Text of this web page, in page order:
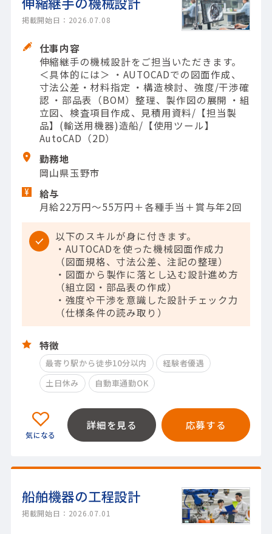
掲載開始日：2026.07.08
仕事内容
伸縮継手の機械設計をご担当いただきます。
＜具体的には＞ ・AUTOCADでの図面作成、
寸法公差・材料指定 ・構造検討、強度/干渉確
認 ・部品表（BOM）整理、製作図の展開 ・組
立図、検査項目作成、見積用資料/【担当製
品】(輸送用機器)造船/【使用ツール】
AutoCAD（2D）
勤務地
岡山県玉野市
給与
月給22万円～55万円＋各種手当＋賞与年2回
以下のスキルが身に付きます。
・AUTOCADを使った機械図面作成力
（図面規格、寸法公差、注記の整理）
・図面から製作に落とし込む設計進め方
（組立図・部品表の作成）
・強度や干渉を意識した設計チェック力
（仕様条件の読み取り）
特徴
最寄り駅から徒歩10分以内
経験者優遇
土日休み
自動車通勤OK
詳細を見る 応募する
船舶機器の工程設計
掲載開始日：2026.07.01